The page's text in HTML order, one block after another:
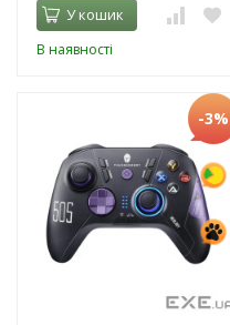
У кошик
В наявності
-3%